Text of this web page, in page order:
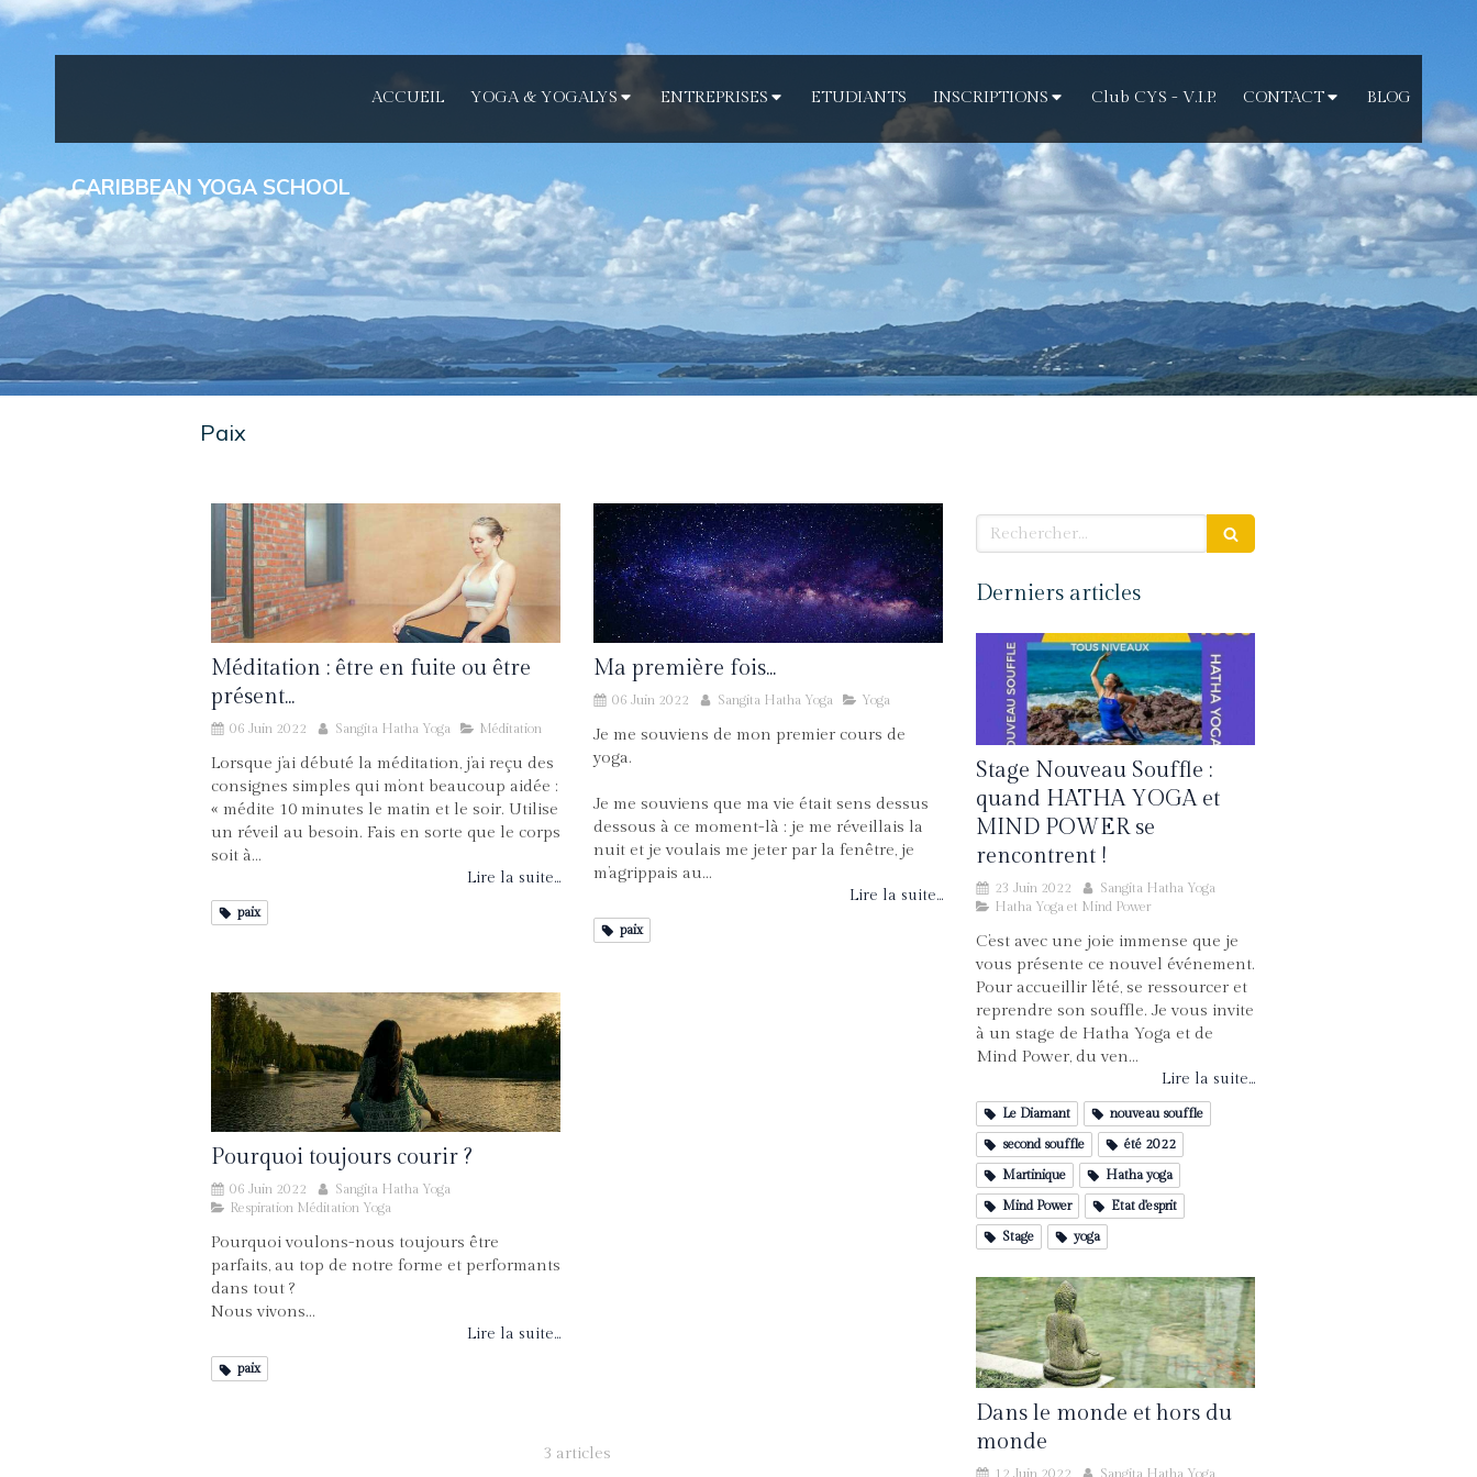
ACCUEIL YOGA & YOGALYS ENTREPRISES ETUDIANTS INSCRIPTIONS Club CYS - V.I.P. CONTACT BLOG
CARIBBEAN YOGA SCHOOL
Paix
Méditation : être en fuite ou être
présent...
06 Juin 2022 Sangita Hatha Yoga Méditation
Lorsque j’ai débuté la méditation, j’ai reçu des
consignes simples qui m’ont beaucoup aidée :
« médite 10 minutes le matin et le soir. Utilise
un réveil au besoin. Fais en sorte que le corps
soit à...
Lire la suite...
paix
Ma première fois...
06 Juin 2022 Sangita Hatha Yoga Yoga
Je me souviens de mon premier cours de
yoga.
Je me souviens que ma vie était sens dessus
dessous à ce moment-là : je me réveillais la
nuit et je voulais me jeter par la fenêtre, je
m’agrippais au...
Lire la suite...
paix
Pourquoi toujours courir ?
06 Juin 2022
Sangita Hatha Yoga
Respiration Méditation Yoga
Pourquoi voulons-nous toujours être
parfaits, au top de notre forme et performants
dans tout ?
Nous vivons...
Lire la suite...
paix
3 articles
Rechercher
Derniers articles
Stage Nouveau Souffle :
quand HATHA YOGA et
MIND POWER se
rencontrent !
23 Juin 2022
Sangita Hatha Yoga
Hatha Yoga et Mind Power
C’est avec une joie immense que je
vous présente ce nouvel événement.
Pour accueillir l’été, se ressourcer et
reprendre son souffle. Je vous invite
à un stage de Hatha Yoga et de
Mind Power, du ven...
Lire la suite...
Le Diamant
nouveau souffle
second souffle
été 2022
Martinique
Hatha yoga
Mind Power
Etat d'esprit
Stage
yoga
Dans le monde et hors du
monde
12 Juin 2022
Sangita Hatha Yoga